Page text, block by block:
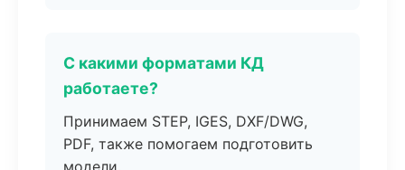
С какими форматами КД
работаете?
Принимаем STEP, IGES, DXF/DWG,
PDF, также помогаем подготовить
модели.